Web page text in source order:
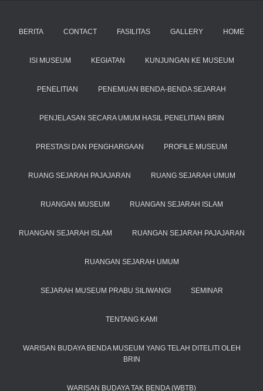
BERITA CONTACT FASILITAS GALLERY HOME
ISI MUSEUM KEGIATAN KUNJUNGAN KE MUSEUM
PENELITIAN PENEMUAN BENDA-BENDA SEJARAH
PENJELASAN SECARA UMUM HASIL PENELITIAN BRIN
PRESTASI DAN PENGHARGAAN PROFILE MUSEUM
RUANG SEJARAH PAJAJARAN RUANG SEJARAH UMUM
RUANGAN MUSEUM RUANGAN SEJARAH ISLAM
RUANGAN SEJARAH ISLAM RUANGAN SEJARAH PAJAJARAN
RUANGAN SEJARAH UMUM
SEJARAH MUSEUM PRABU SILIWANGI SEMINAR
TENTANG KAMI
WARISAN BUDAYA BENDA MUSEUM YANG TELAH DITELITI OLEH
BRIN
WARISAN BUDAYA TAK BENDA (WBTB)